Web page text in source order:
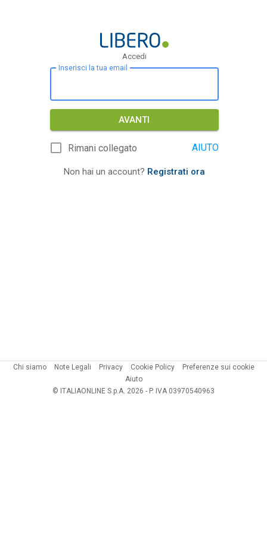
Accedi
Inserisci la tua email
AVANTI
Rimani collegato AIUTO
Non hai un account? Registrati ora
Chi siamo Note Legali Privacy Cookie Policy
Preferenze sui cookie
Aiuto
© ITALIAONLINE S.p.A. 2026 - P. IVA 03970540963